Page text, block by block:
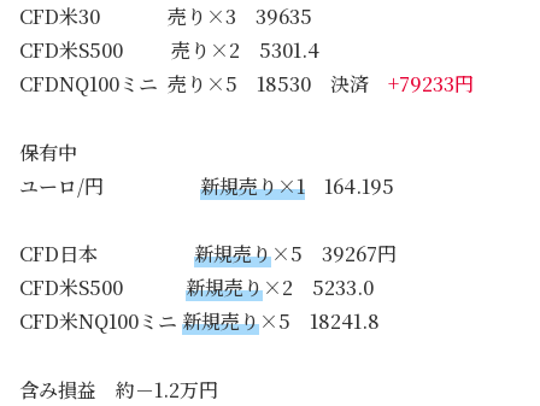
CFD米30 売り×3 39635
CFD米S500 売り×2 5301.4
CFDNQ100ミニ 売り×5 18530 決済 +79233円
保有中
ユーロ/円 新規売り×1 164.195
CFD日本 新規売り×5 39267円
CFD米S500 新規売り×2 5233.0
CFD米NQ100ミニ 新規売り×5 18241.8
含み損益 約－1.2万円